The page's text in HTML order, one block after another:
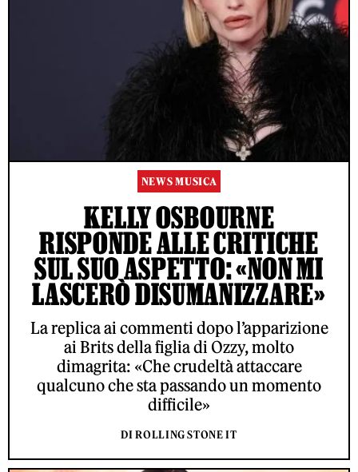
NEWS MUSICA
KELLY OSBOURNE
RISPONDE ALLE CRITICHE
SUL SUO ASPETTO: «NON MI
LASCERÒ DISUMANIZZARE»
La replica ai commenti dopo l’apparizione
ai Brits della figlia di Ozzy, molto
dimagrita: «Che crudeltà attaccare
qualcuno che sta passando un momento
difficile»
DI ROLLING STONE IT